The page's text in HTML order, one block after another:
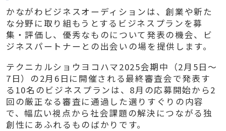
かながわビジネスオーディションは、創業や新た
な分野に取り組もうとするビジネスプランを募
集・評価し、優秀なものについて発表の機会、ビ
ジネスパートナーとの出会いの場を提供します。
テクニカルショウヨコハマ2025会期中（2月5日～
7日）の2月6日に開催される最終審査会で発表す
る10名のビジネスプランは、8月の応募開始から2
回の厳正なる審査に通過した選りすぐりの内容
で、幅広い視点から社会課題の解決につながる独
創性にあふれるものばかりです。